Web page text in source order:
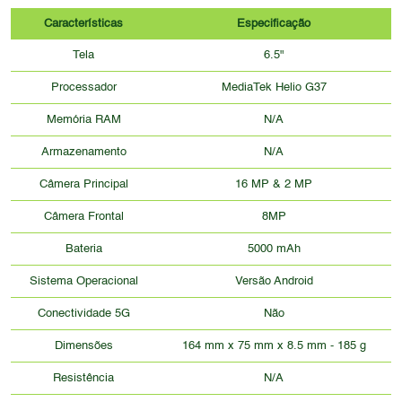
Características Especificação
Tela 6.5"
Processador MediaTek Helio G37
Memória RAM N/A
Armazenamento N/A
Câmera Principal 16 MP & 2 MP
Câmera Frontal 8MP
Bateria 5000 mAh
Sistema Operacional Versão Android
Conectividade 5G Não
Dimensões 164 mm x 75 mm x 8.5 mm - 185 g
Resistência N/A